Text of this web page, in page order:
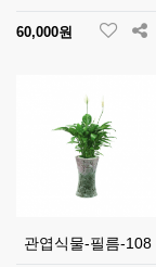
60,000원
관엽식물-필름-108